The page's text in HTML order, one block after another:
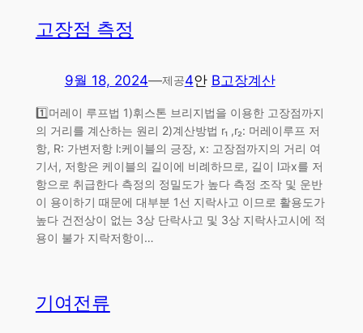
고장점 측정
9월 18, 2024—제공4안 B고장계산
1️⃣머레이 루프법 1)휘스톤 브리지법을 이용한 고장점까지
의 거리를 계산하는 원리 2)계산방법 r₁ ,r₂: 머레이루프 저
항, R: 가변저항 l:케이블의 긍장, x: 고장점까지의 거리 여
기서, 저항은 케이블의 길이에 비례하므로, 길이 l과x를 저
항으로 취급한다 측정의 정밀도가 높다 측정 조작 및 운반
이 용이하기 때문에 대부분 1선 지락사고 이므로 활용도가
높다 건전상이 없는 3상 단락사고 및 3상 지락사고시에 적
용이 불가 지락저항이…
기여전류